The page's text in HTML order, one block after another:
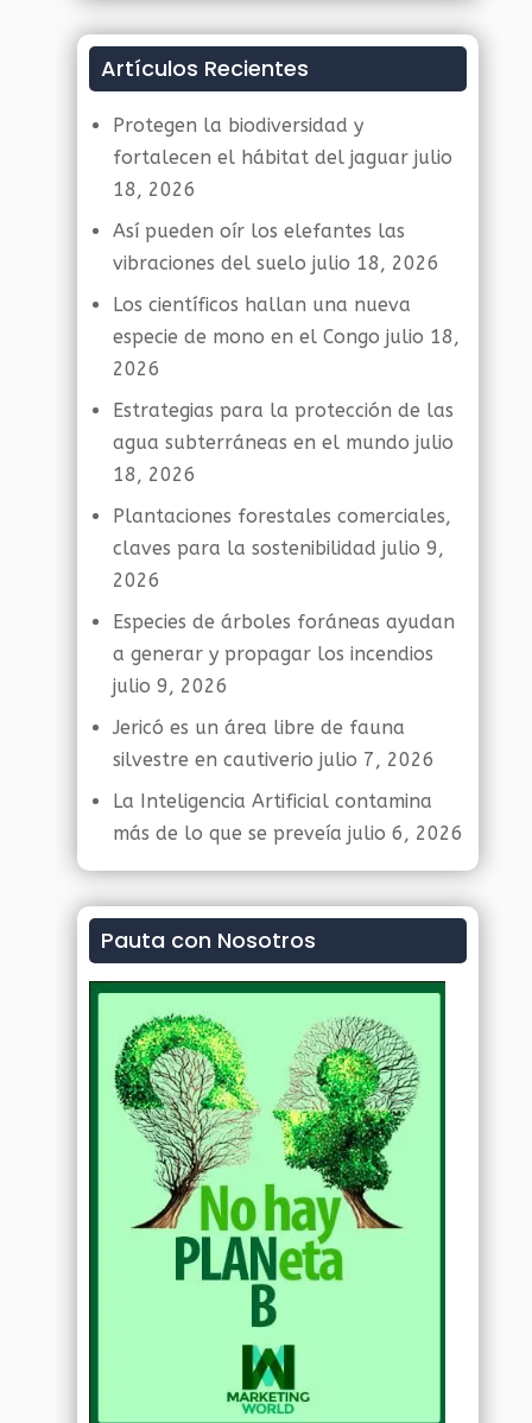
Artículos Recientes
Protegen la biodiversidad y
fortalecen el hábitat del jaguar julio
18, 2026
Así pueden oír los elefantes las
vibraciones del suelo julio 18, 2026
Los científicos hallan una nueva
especie de mono en el Congo julio 18,
2026
Estrategias para la protección de las
agua subterráneas en el mundo julio
18, 2026
Plantaciones forestales comerciales,
claves para la sostenibilidad julio 9,
2026
Especies de árboles foráneas ayudan
a generar y propagar los incendios
julio 9, 2026
Jericó es un área libre de fauna
silvestre en cautiverio julio 7, 2026
La Inteligencia Artificial contamina
más de lo que se preveía julio 6, 2026
Pauta con Nosotros